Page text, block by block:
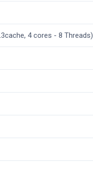
4 cores - 8 Threads)